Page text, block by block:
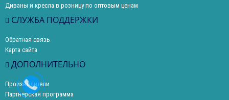
Диваны и кресла в розницу по оптовым ценам
СЛУЖБА ПОДДЕРЖКИ
Обратная связь
Карта сайта
ДОПОЛНИТЕЛЬНО
Производители
Партнерская программа